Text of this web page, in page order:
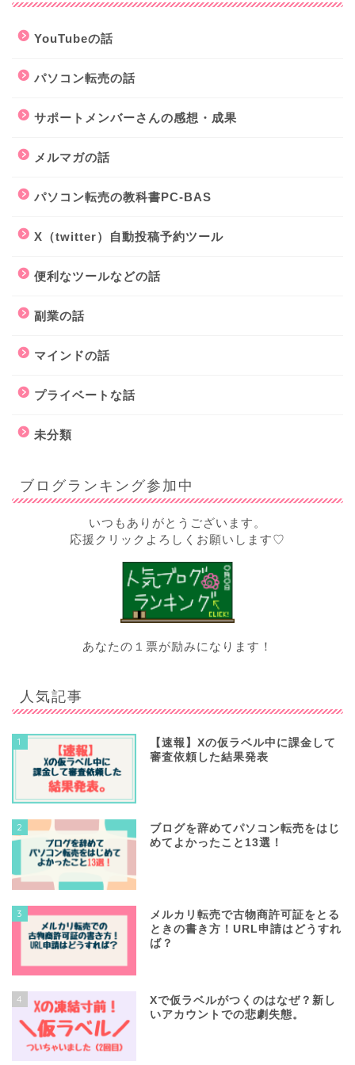
YouTubeの話
パソコン転売の話
サポートメンバーさんの感想・成果
メルマガの話
パソコン転売の教科書PC-BAS
X（twitter）自動投稿予約ツール
便利なツールなどの話
副業の話
マインドの話
プライベートな話
未分類
ブログランキング参加中
いつもありがとうございます。
応援クリックよろしくお願いします♡
あなたの１票が励みになります！
人気記事
1
【速報】Xの仮ラベル中に課金して
審査依頼した結果発表
2
ブログを辞めてパソコン転売をはじ
めてよかったこと13選！
3
メルカリ転売で古物商許可証をとる
ときの書き方！URL申請はどうすれ
ば？
4
Xで仮ラベルがつくのはなぜ？新し
いアカウントでの悲劇失態。